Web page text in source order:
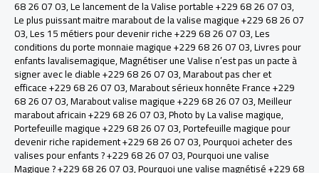
68 26 07 03,Le lancement de la Valise portable +229 68 26 07 03,
Le plus puissant maitre marabout de la valise magique +229 68 26 07
03,Les 15 métiers pour devenir riche +229 68 26 07 03,Les
conditions du porte monnaie magique +229 68 26 07 03,Livres pour
enfants lavalisemagique,Magnétiser une Valise n’est pas un pacte à
signer avec le diable +229 68 26 07 03,Marabout pas cher et
efficace +229 68 26 07 03,Marabout sérieux honnête France +229
68 26 07 03,Marabout valise magique +229 68 26 07 03,Meilleur
marabout africain +229 68 26 07 03,Photo by La valise magique,
Portefeuille magique +229 68 26 07 03,Portefeuille magique pour
devenir riche rapidement +229 68 26 07 03,Pourquoi acheter des
valises pour enfants ? +229 68 26 07 03,Pourquoi une valise
Magique ? +229 68 26 07 03,Pourquoi une valise magnétisé +229 68